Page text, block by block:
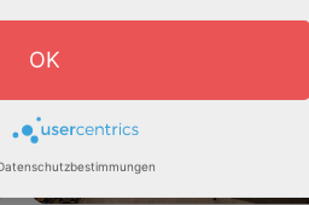
OK